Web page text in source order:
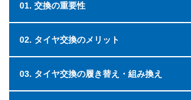
01. 交換の重要性
02. タイヤ交換のメリット
03. タイヤ交換の履き替え・組み換え